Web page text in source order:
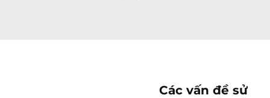
Các vấn đề sử